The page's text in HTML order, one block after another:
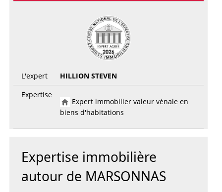
L'expert
HILLION STEVEN
Expertise
Expert immobilier valeur vénale en
biens d'habitations
Expertise immobilière
autour de MARSONNAS